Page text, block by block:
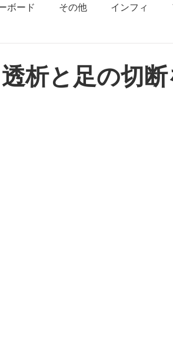
ボード その他 インフィ
析と足の切断